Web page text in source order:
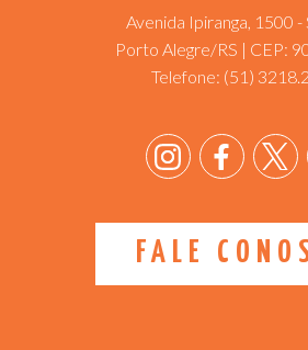
Avenida Ipiranga, 1500 -
Porto Alegre/RS | CEP:
Telefone: (51)
FALE